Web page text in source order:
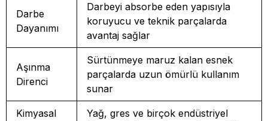
Darbe
Dayanımı
Darbeyi absorbe eden yapısıyla
koruyucu ve teknik parçalarda
avantaj sağlar
Aşınma
Direnci
Sürtünmeye maruz kalan esnek
parçalarda uzun ömürlü kullanım
sunar
Kimyasal
Yağ, gres ve birçok endüstriyel